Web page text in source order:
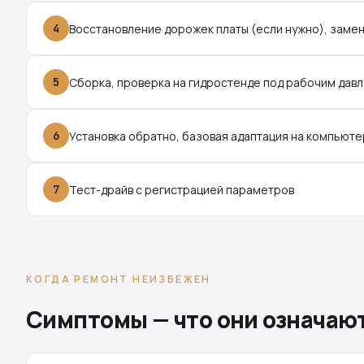
4 Восстановление дорожек платы (если нужно),
5 Сборка, проверка на гидростенде под рабочим
6 Установка обратно, базовая адаптация на
7 Тест-драйв с регистрацией параметров
КОГДА РЕМОНТ НЕИЗБЕЖЕН
Симптомы — что они